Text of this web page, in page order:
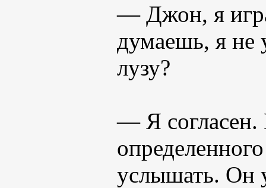
— Джон, я
думаешь, я не
лузу?
— Я согласен.
услышать. Он